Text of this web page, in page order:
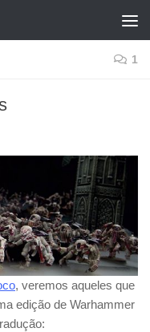
1
, veremos aqueles que
edição de Warhammer